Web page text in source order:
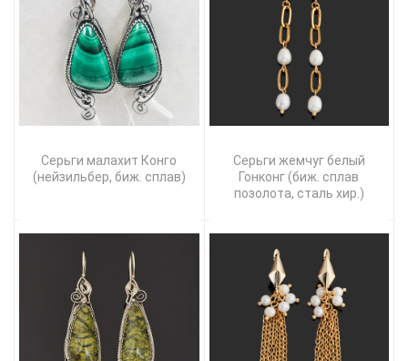
Серьги малахит Конго
(нейзильбер, биж. сплав)
Серьги жемчуг белый
Гонконг (биж. сплав
позолота, сталь хир.)